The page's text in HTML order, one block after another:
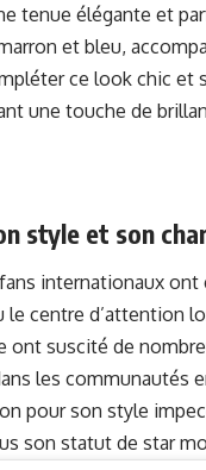
tenue élégante et
et bleu,
ce look chic et
une touche de
style et son
internationaux
le centre d’attention
ont suscité de
les communautés
pour son style
son statut de star